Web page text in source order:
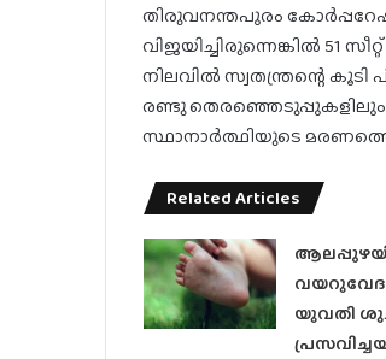
തിരുവനന്തപുരം
വിജയിച്ചിരുന്നെങ്കില്‍ 51
നിലവില്‍ സ്വതന്ത്രന്റെ
രണ്ടു തെരഞ്ഞെടുപ്പുകളിലും
സ്ഥാനാർത്ഥിയുടെ
Related Articles
യുവതി